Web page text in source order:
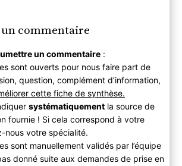
commentaire
un commentaire:
sont ouverts pour nous faire part de
question, complément d’information,
cette fiche de synthèse.
systématiquementla source de
fournie ! Si cela correspond à votre
nous votre spécialité.
sont manuellement validés par l’équipe
donné suite aux demandes de prise en